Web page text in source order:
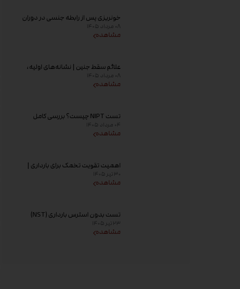
خونریزی پس از رابطه جنسی در دوران
بارداری؛ علت و زمان مراجعه به پزشک
۰۸ مرداد ۱۴۰۵
مشاهده
علائم سقط جنین | نشانه‌های اولیه،
علت خونریزی، عوامل خطر و زمان
مراجعه به پزشک
۰۸ مرداد ۱۴۰۵
مشاهده
تست NIPT چیست؟ بررسی کامل
غربالگری غیر تهاجمی پیش از تولد،
زمان انجام و تفسیر جواب
۰۴ مرداد ۱۴۰۵
مشاهده
اهمیت تقویت تخمک برای بارداری |
راهکارهای افزایش کیفیت تخمک و
شانس باروری
۳۰ تیر ۱۴۰۵
مشاهده
تست بدون استرس بارداری (NST)
چیست؟ زمان انجام و تفسیر نتیجه
۲۳ تیر ۱۴۰۵
مشاهده